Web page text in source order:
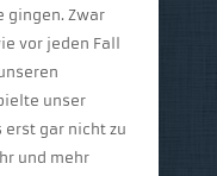
gingen. Zwar
vor jeden Fall
unser
erst gar nicht zu
und mehr